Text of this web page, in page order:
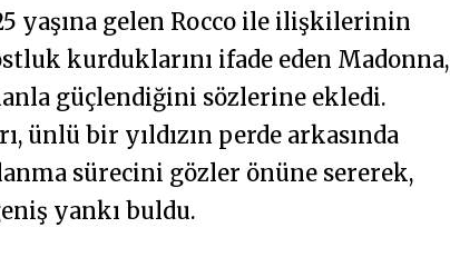
yaşına gelen Rocco ile ilişkilerinin
kurduklarını ifade eden Madonna,
güçlendiğini sözlerine ekledi.
ünlü bir yıldızın perde arkasında
sürecini gözler önüne sererek,
yankı buldu.